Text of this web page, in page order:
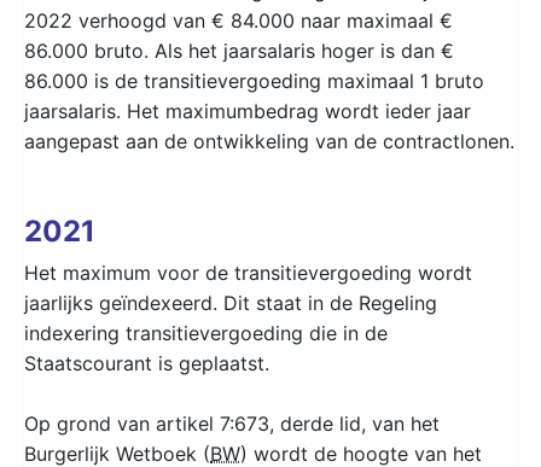
2022 verhoogd van € 84.000 naar maximaal €
86.000 bruto. Als het jaarsalaris hoger is dan €
86.000 is de transitievergoeding maximaal 1 bruto
jaarsalaris. Het maximumbedrag wordt ieder jaar
aangepast aan de ontwikkeling van de contractlonen.
2021
Het maximum voor de transitievergoeding wordt
jaarlijks geïndexeerd. Dit staat in de Regeling
indexering transitievergoeding die in de
Staatscourant is geplaatst.
Op grond van artikel 7:673, derde lid, van het
Burgerlijk Wetboek (BW) wordt de hoogte van het